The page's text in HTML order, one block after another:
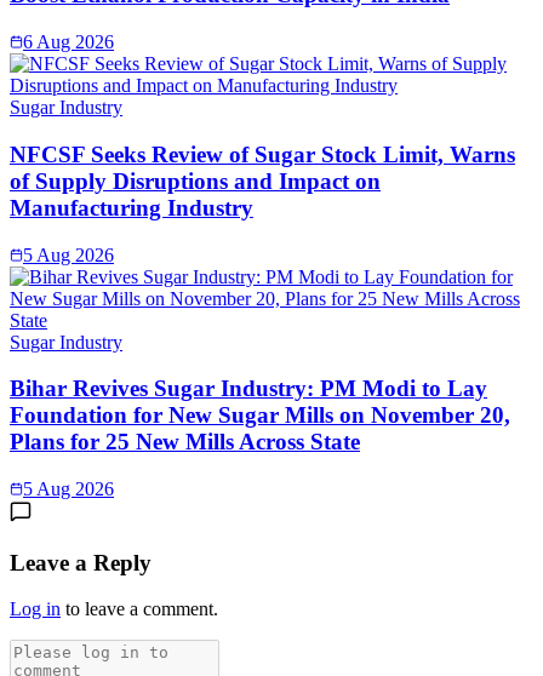
6 Aug 2026
Sugar Industry
NFCSF Seeks Review of Sugar Stock Limit, Warns
of Supply Disruptions and Impact on
Manufacturing Industry
5 Aug 2026
Sugar Industry
Bihar Revives Sugar Industry: PM Modi to Lay
Foundation for New Sugar Mills on November 20,
Plans for 25 New Mills Across State
5 Aug 2026
Leave a Reply
Log in to leave a comment.